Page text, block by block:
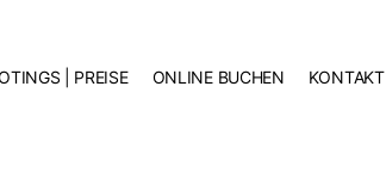
| PREISE ONLINE BUCHEN KON­TAKT